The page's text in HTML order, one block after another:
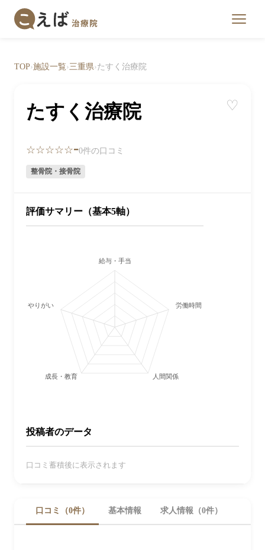
TOP›施設一覧›三重県›たすく治療院
たすく治療院 ♡
☆☆☆☆☆-0件の口コミ
整骨院・接骨院
評価サマリー（基本5軸）
給与・手当
労働時間・休日
人間関係
成長・教育
やりがい
投稿者のデータ
口コミ蓄積後に表示されます
口コミ（0件） 基本情報 求人情報（0件）